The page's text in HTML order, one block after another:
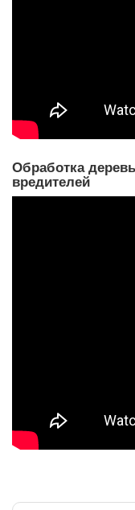
Обработка
вредителей